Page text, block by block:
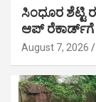
ಸಿಂಧೂರ ಶೆಟ್ಟಿ
ಆಪ್ ರೆಕಾರ್ಡ್‌ಗೆ
August 7, 2026